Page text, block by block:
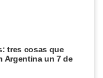
tres cosas que
Argentina un 7 de